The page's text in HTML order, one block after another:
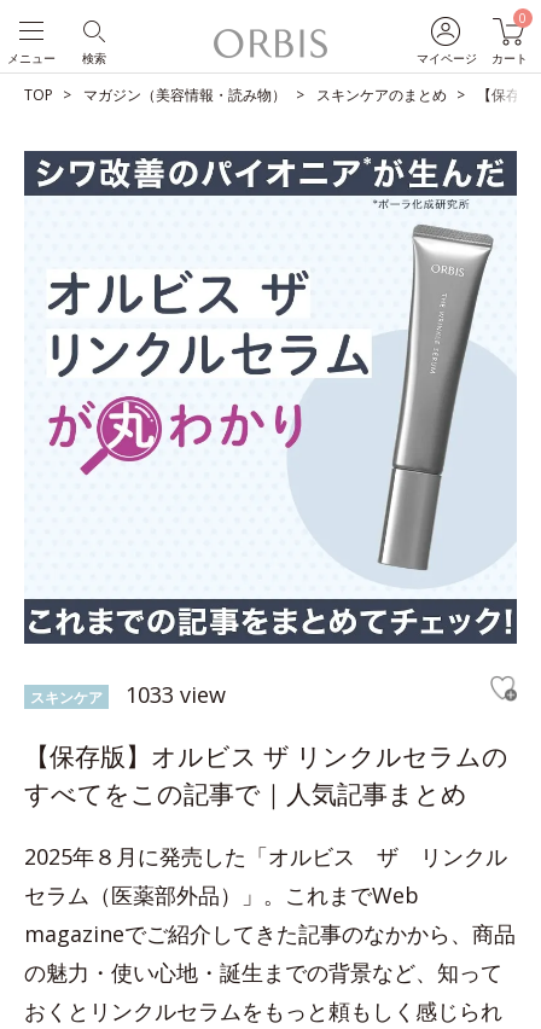
マイページ
0
カート
検索
メニュー
TOP マガジン（美容情報・読み物） スキンケアのまとめ 【保存
スキンケア 1033 view
【保存版】オルビス ザ リンクルセラムの
すべてをこの記事で｜人気記事まとめ
2025年８月に発売した「オルビス ザ リンクル
セラム（医薬部外品）」。これまでWeb
magazineでご紹介してきた記事のなかから、商品
の魅力・使い心地・誕生までの背景など、知って
おくとリンクルセラムをもっと頼もしく感じられ